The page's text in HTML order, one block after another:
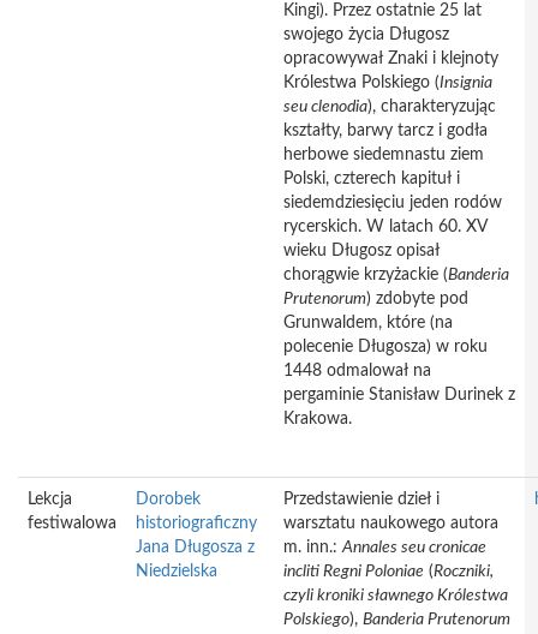
Kingi). Przez ostatnie 25 lat
swojego życia Długosz
opracowywał Znaki i klejnoty
Królestwa Polskiego (Insignia
seu clenodia), charakteryzując
kształty, barwy tarcz i godła
herbowe siedemnastu ziem
Polski, czterech kapituł i
siedemdziesięciu jeden rodów
rycerskich. W latach 60. XV
wieku Długosz opisał
chorągwie krzyżackie (Banderia
Prutenorum) zdobyte pod
Grunwaldem, które (na
polecenie Długosza) w roku
1448 odmalował na
pergaminie Stanisław Durinek z
Krakowa.
Lekcja
festiwalowa
Dorobek
historiograficzny
Jana Długosza z
Niedzielska
Przedstawienie dzieł i
warsztatu naukowego autora
m. inn.:Annales seu cronicae
incliti Regni Poloniae (Roczniki,
czyli kroniki sławnego Królestwa
Polskiego), Banderia Prutenorum